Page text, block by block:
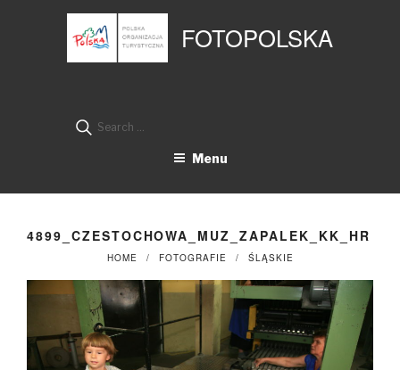
FOTOPOLSKA
Search
Menu
4899_CZESTOCHOWA_MUZ_ZAPALEK_KK_HR
HOME FOTOGRAFIE ŚLĄSKIE
Panel zarządzania plikami cookies